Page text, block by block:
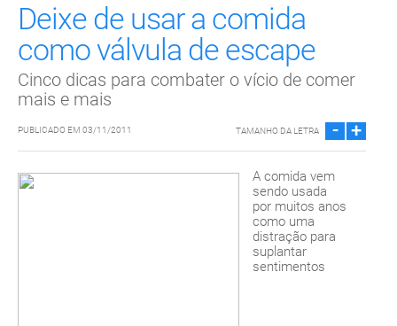
Deixe de usar a comida
como válvula de escape
Cinco dicas para combater o vício de comer
mais e mais
TAMANHO DA LETRA - +
PUBLICADO EM 03/11/2011
A comida vem
sendo usada
por muitos anos
como uma
distração para
suplantar
sentimentos